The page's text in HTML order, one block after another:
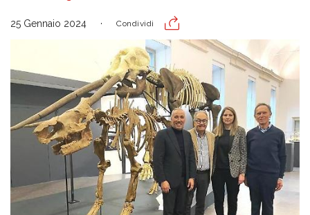
25 Gennaio 2024 Condividi